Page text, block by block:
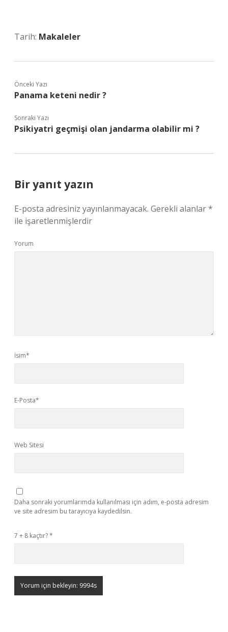
Tarih: Makaleler
Önceki Yazı
Panama keteni nedir ?
Sonraki Yazı
Psikiyatri geçmişi olan jandarma olabilir mi ?
Bir yanıt yazın
E-posta adresiniz yayınlanmayacak. Gerekli alanlar*
ile işaretlenmişlerdir
Yorum
İsim*
E-Posta*
Web Sitesi
Daha sonraki yorumlarımda kullanılması için adım, e-posta adresim
ve site adresim bu tarayıcıya kaydedilsin.
7 + 8 kaçtır?*